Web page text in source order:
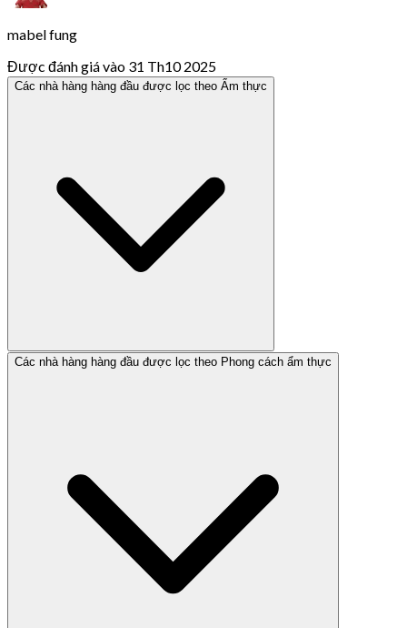
mabel fung
Được đánh giá vào 31 Th10 2025
Các nhà hàng hàng đầu được lọc theo Ẩm thực
Các nhà hàng hàng đầu được lọc theo Phong cách ẩm thực